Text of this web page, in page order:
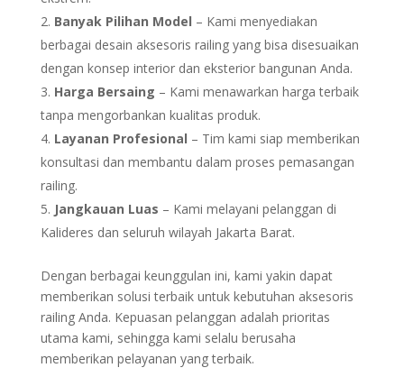
Banyak Pilihan Model – Kami menyediakan
berbagai desain aksesoris railing yang bisa disesuaikan
dengan konsep interior dan eksterior bangunan Anda.
Harga Bersaing – Kami menawarkan harga terbaik
tanpa mengorbankan kualitas produk.
Layanan Profesional – Tim kami siap memberikan
konsultasi dan membantu dalam proses pemasangan
railing.
Jangkauan Luas – Kami melayani pelanggan di
Kalideres dan seluruh wilayah Jakarta Barat.
Dengan berbagai keunggulan ini, kami yakin dapat
memberikan solusi terbaik untuk kebutuhan aksesoris
railing Anda. Kepuasan pelanggan adalah prioritas
utama kami, sehingga kami selalu berusaha
memberikan pelayanan yang terbaik.